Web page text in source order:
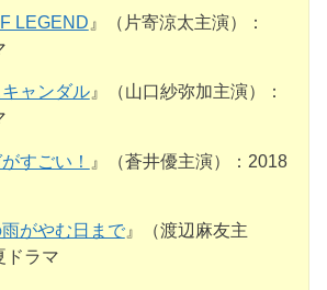
LEGEND 』（片寄涼太主演）：
ャンダル』（山口紗弥加主演）：
すごい！
』（蒼井優主演）：2018
がやむ日まで』（渡辺麻友主
ドラマ